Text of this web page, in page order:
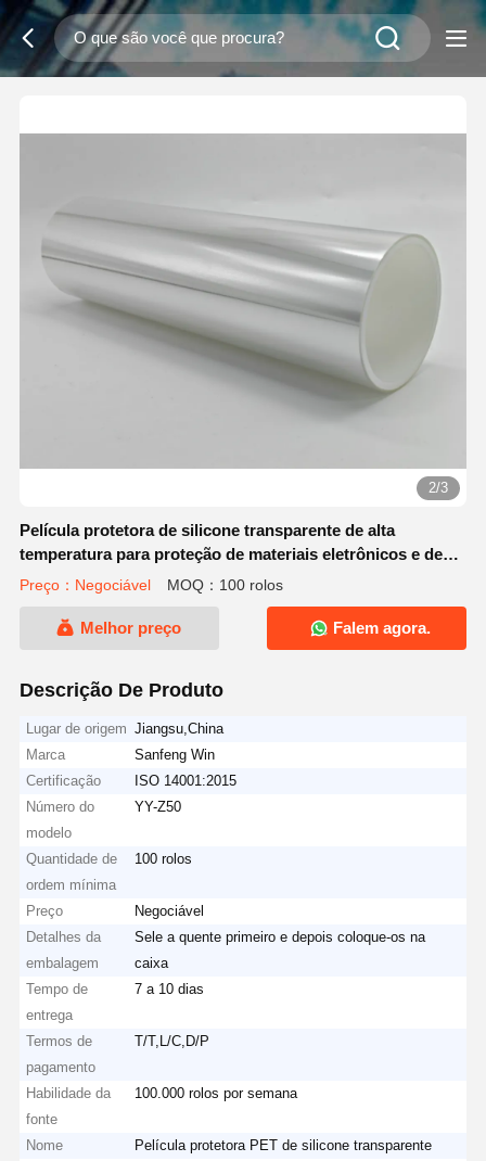
2/3
Película protetora de silicone transparente de alta
temperatura para proteção de materiais eletrônicos e de
chapas
Preço：Negociável MOQ：100 rolos
Melhor preço Falem agora.
Descrição De Produto
Lugar de origem Jiangsu,China
Marca
Sanfeng Win
Certificação
ISO 14001:2015
Número do
modelo
YY-Z50
Quantidade de
ordem mínima
100 rolos
Preço
Negociável
Detalhes da
embalagem
Sele a quente primeiro e depois coloque-os na
caixa
Tempo de
entrega
7 a 10 dias
Termos de
pagamento
T/T,L/C,D/P
Habilidade da
fonte
100.000 rolos por semana
Nome
Película protetora PET de silicone transparente